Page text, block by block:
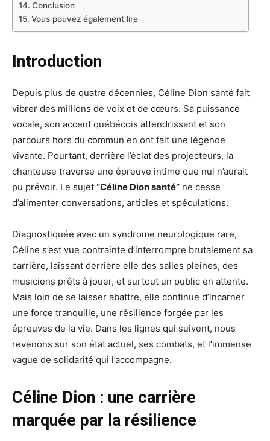
Conclusion
Vous pouvez également lire
Introduction
Depuis plus de quatre décennies, Céline Dion santé fait
vibrer des millions de voix et de cœurs. Sa puissance
vocale, son accent québécois attendrissant et son
parcours hors du commun en ont fait une légende
vivante. Pourtant, derrière l’éclat des projecteurs, la
chanteuse traverse une épreuve intime que nul n’aurait
pu prévoir. Le sujet “Céline Dion santé” ne cesse
d’alimenter conversations, articles et spéculations.
Diagnostiquée avec un syndrome neurologique rare,
Céline s’est vue contrainte d’interrompre brutalement sa
carrière, laissant derrière elle des salles pleines, des
musiciens prêts à jouer, et surtout un public en attente.
Mais loin de se laisser abattre, elle continue d’incarner
une force tranquille, une résilience forgée par les
épreuves de la vie. Dans les lignes qui suivent, nous
revenons sur son état actuel, ses combats, et l’immense
vague de solidarité qui l’accompagne.
Céline Dion : une carrière
marquée par la résilience